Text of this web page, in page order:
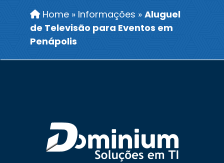
Home» Informações » Aluguel
de Televisão para Eventos em
Penápolis